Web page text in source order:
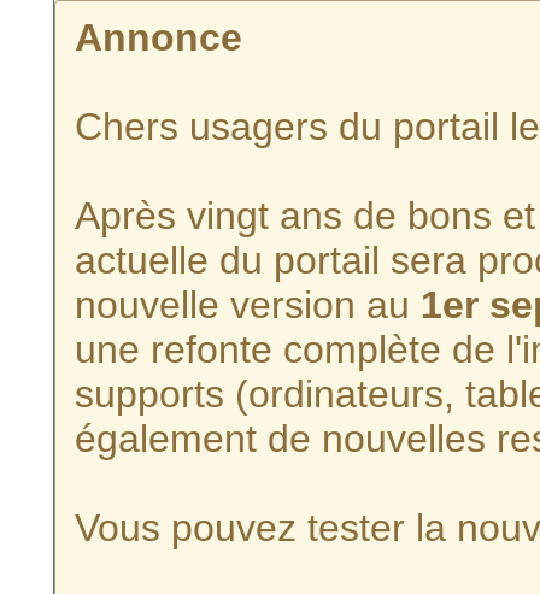
Annonce
Chers usagers du portail
Après vingt ans de bons
actuelle du portail sera
nouvelle version au 1er
une refonte complète de
supports (ordinateurs,
également de nouvelles
Vous pouvez tester la